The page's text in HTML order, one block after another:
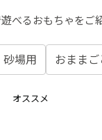
べるおもちゃをご
砂場用 おままご